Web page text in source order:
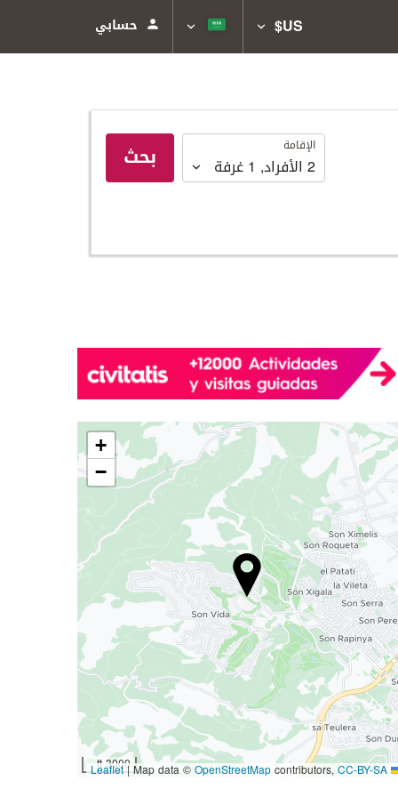
US$
حسابي
الإقامة
الإقامة
2 الأفراد,
1غرفة بحث
+
−
3000 ft Leaflet
|Map data ©OpenStreetMapcontributors,CC-BY-SA